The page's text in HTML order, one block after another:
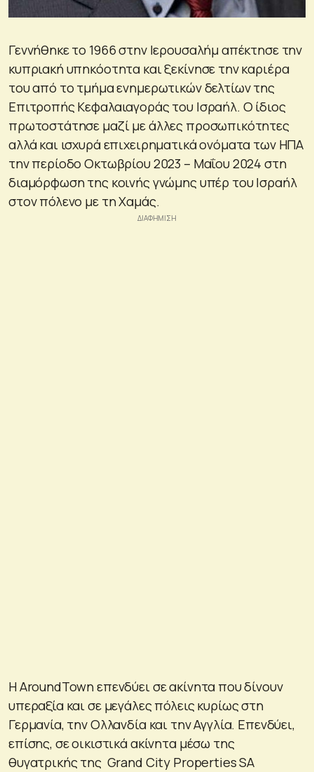
Γεννήθηκε το 1966 στην Ιερουσαλήμ απέκτησε την
κυπριακή υπηκόοτητα και ξεκίνησε την καριέρα
του από το τμήμα ενημερωτικών δελτίων της
Επιτροπής Κεφαλαιαγοράς του Ισραήλ. Ο ίδιος
πρωτοστάτησε μαζί με άλλες προσωπικότητες
αλλά και ισχυρά επιχειρηματικά ονόματα των ΗΠΑ
την περίοδο Οκτωβρίου 2023 – Μαΐου 2024 στη
διαμόρφωση της κοινής γνώμης υπέρ του Ισραήλ
στον πόλενο με τη Χαμάς.
Η AroundTown επενδύει σε ακίνητα που δίνουν
υπεραξία και σε μεγάλες πόλεις κυρίως στη
Γερμανία, την Ολλανδία και την Αγγλία. Επενδύει,
επίσης, σε οικιστικά ακίνητα μέσω της
θυγατρικής της Grand City Properties SA